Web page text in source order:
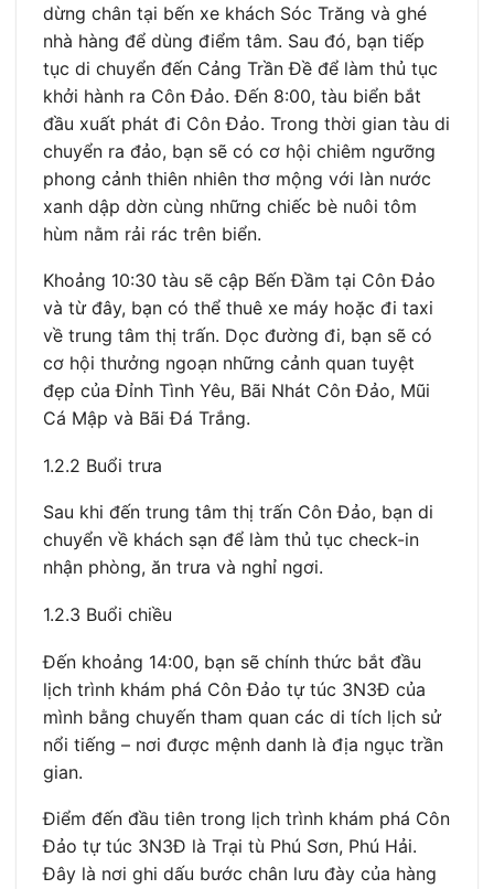
dừng chân tại bến xe khách Sóc Trăng và ghé
nhà hàng để dùng điểm tâm. Sau đó, bạn tiếp
tục di chuyển đến Cảng Trần Đề để làm thủ tục
khởi hành ra Côn Đảo. Đến 8:00, tàu biển bắt
đầu xuất phát đi Côn Đảo. Trong thời gian tàu di
chuyển ra đảo, bạn sẽ có cơ hội chiêm ngưỡng
phong cảnh thiên nhiên thơ mộng với làn nước
xanh dập dờn cùng những chiếc bè nuôi tôm
hùm nằm rải rác trên biển.
Khoảng 10:30 tàu sẽ cập Bến Đầm tại Côn Đảo
và từ đây, bạn có thể thuê xe máy hoặc đi taxi
về trung tâm thị trấn. Dọc đường đi, bạn sẽ có
cơ hội thưởng ngoạn những cảnh quan tuyệt
đẹp của Đỉnh Tình Yêu, Bãi Nhát Côn Đảo, Mũi
Cá Mập và Bãi Đá Trắng.
1.2.2 Buổi trưa
Sau khi đến trung tâm thị trấn Côn Đảo, bạn di
chuyển về khách sạn để làm thủ tục check-in
nhận phòng, ăn trưa và nghỉ ngơi.
1.2.3 Buổi chiều
Đến khoảng 14:00, bạn sẽ chính thức bắt đầu
lịch trình khám phá Côn Đảo tự túc 3N3Đ của
mình bằng chuyến tham quan các di tích lịch sử
nổi tiếng – nơi được mệnh danh là địa ngục trần
gian.
Điểm đến đầu tiên trong lịch trình khám phá Côn
Đảo tự túc 3N3Đ là Trại tù Phú Sơn, Phú Hải.
Đây là nơi ghi dấu bước chân lưu đày của hàng